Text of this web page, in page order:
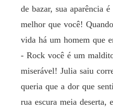
de bazar, sua aparência
melhor que você!
vida há um homem que
- Rock você é um
miserável! Julia saiu
queria que a dor que
rua escura meia deserta,